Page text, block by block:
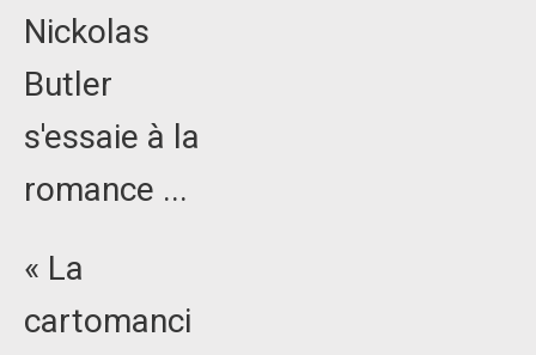
Nickolas
Butler
s'essaie à la
romance ...
« La
cartomanci